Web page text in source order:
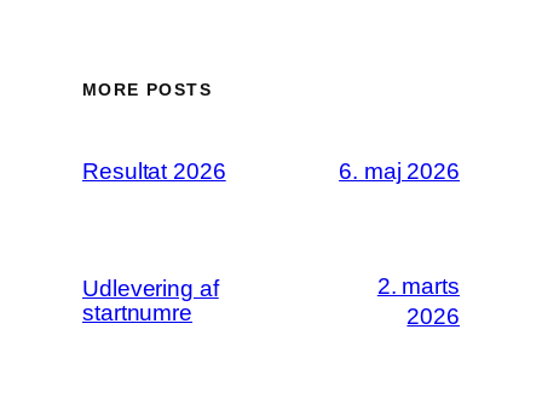
MORE POSTS
Resultat 2026 6. maj 2026
Udlevering af
startnumre
2. marts
2026